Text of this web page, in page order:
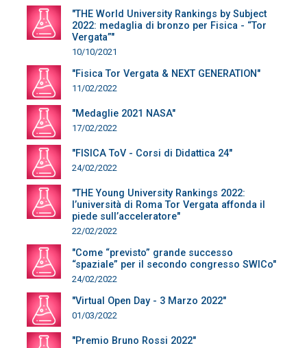
"THE World University Rankings by Subject
2022: medaglia di bronzo per Fisica - “Tor
Vergata”"
10/10/2021
"Fisica Tor Vergata & NEXT GENERATION"
11/02/2022
"Medaglie 2021 NASA"
17/02/2022
"FISICA ToV - Corsi di Didattica 24"
24/02/2022
"THE Young University Rankings 2022:
l’università di Roma Tor Vergata affonda il
piede sull’acceleratore"
22/02/2022
"Come “previsto” grande successo
“spaziale” per il secondo congresso SWICo"
24/02/2022
"Virtual Open Day - 3 Marzo 2022"
01/03/2022
"Premio Bruno Rossi 2022"